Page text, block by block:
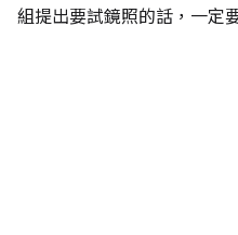
組提出要試鏡照的話，一定